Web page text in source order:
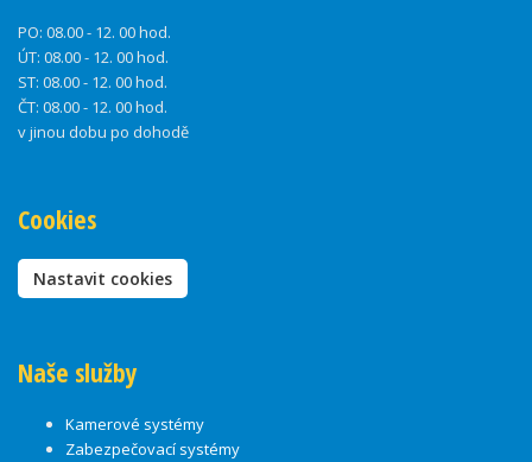
PO: 08.00 - 12. 00 hod.
ÚT: 08.00 - 12. 00 hod.
ST: 08.00 - 12. 00 hod.
ČT: 08.00 - 12. 00 hod.
v jinou dobu po dohodě
Cookies
Nastavit cookies
Naše služby
Kamerové systémy
Zabezpečovací systémy